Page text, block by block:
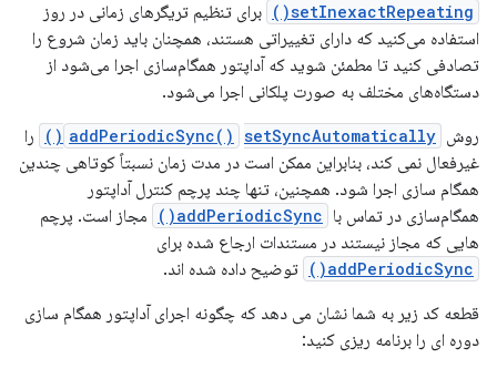
setInexactRepeating()
برای تنظیم تریگرهای زمانی در روز
استفاده می‌کنید که دارای تغییراتی هستند، همچنان باید زمان شروع را
تصادفی کنید تا مطمئن شوید که آداپتور همگام‌سازی اجرا می‌شود از
دستگاه‌های مختلف به صورت پلکانی اجرا می‌شود.
روش
addPeriodicSync() setSyncAutomatically()
را
غیرفعال نمی کند، بنابراین ممکن است در مدت زمان نسبتاً کوتاهی چندین
همگام سازی اجرا شود. همچنین، تنها چند پرچم کنترل آداپتور
همگام‌سازی در تماس با addPeriodicSync()
مجاز است. پرچم
هایی که مجاز نیستند در مستندات ارجاع شده برای
addPeriodicSync()
توضیح داده شده اند.
قطعه کد زیر به شما نشان می دهد که چگونه اجرای آداپتور همگام سازی
دوره ای را برنامه ریزی کنید: